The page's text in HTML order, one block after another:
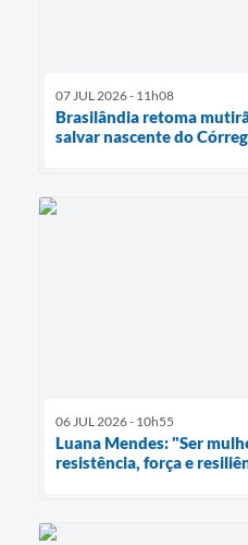
07 JUL 2026 - 11h08
Brasilândia retoma
salvar nascente do
06 JUL 2026 - 10h55
Luana Mendes: "Ser
resistência, força e